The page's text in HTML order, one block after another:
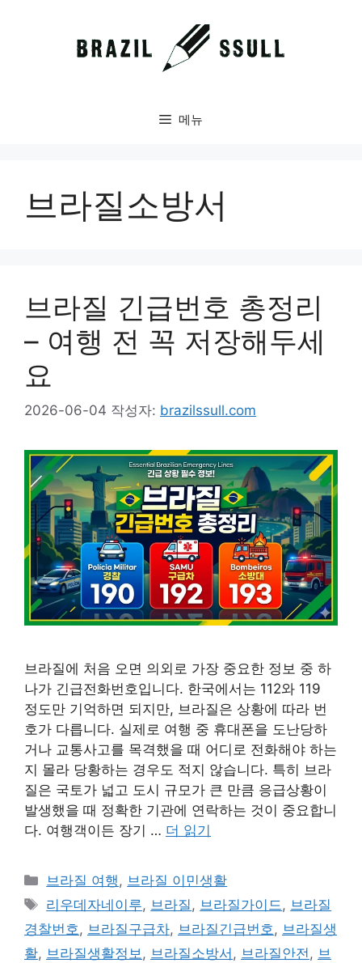
메뉴
브라질소방서
브라질 긴급번호 총정리
– 여행 전 꼭 저장해두세
요
2026-06-04 작성자: brazilssull.com
브라질에 처음 오면 의외로 가장 중요한 정보 중 하
나가 긴급전화번호입니다. 한국에서는 112와 119
정도만 기억하면 되지만, 브라질은 상황에 따라 번
호가 다릅니다. 실제로 여행 중 휴대폰을 도난당하
거나 교통사고를 목격했을 때 어디로 전화해야 하는
지 몰라 당황하는 경우도 적지 않습니다. 특히 브라
질은 국토가 넓고 도시 규모가 큰 만큼 응급상황이
발생했을 때 정확한 기관에 연락하는 것이 중요합니
다. 여행객이든 장기 … 더 읽기
카
테
리
브라질 여행, 브라질 이민생활
태
그
리우데자네이루, 브라질, 브라질가이드, 브라질
경찰번호, 브라질구급차, 브라질긴급번호, 브라질생
활, 브라질생활정보, 브라질소방서 , 브라질안전, 브